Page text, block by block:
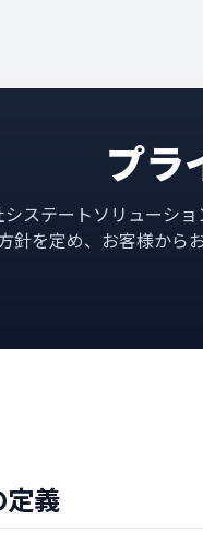
プラ
ステートソリューシ
針を定め、お客様から
定義